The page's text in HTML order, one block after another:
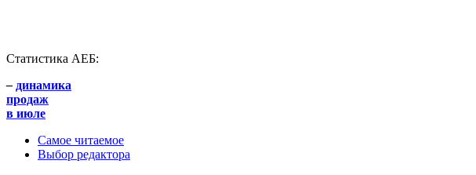
Статистика АЕБ:
– динамика
продаж
в июле
Самое читаемое
Выбор редактора